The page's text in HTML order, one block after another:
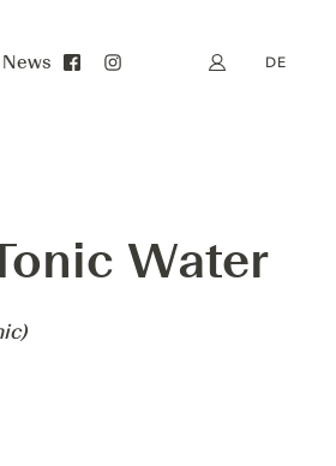
News Mein Konto
DE
Water